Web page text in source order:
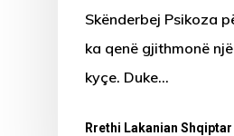
Skënderbej Psikoza
ka qenë gjithmonë
kyçe. Duke…
Rrethi Lakanian Shqiptar